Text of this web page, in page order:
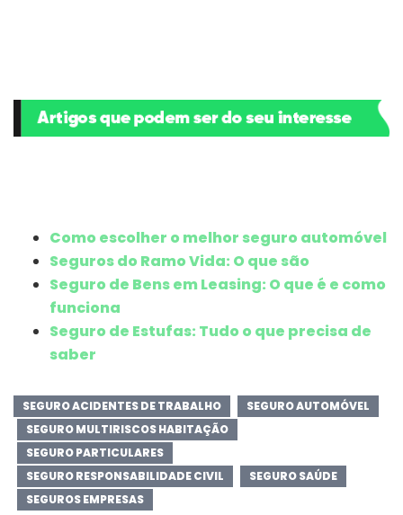
Como escolher o melhor seguro automóvel
Seguros do Ramo Vida: O que são
Seguro de Bens em Leasing: O que é e como
funciona
Seguro de Estufas: Tudo o que precisa de
saber
SEGURO ACIDENTES DE TRABALHO
SEGURO AUTOMÓVEL
SEGURO MULTIRISCOS HABITAÇÃO
SEGURO PARTICULARES
SEGURO RESPONSABILIDADE CIVIL
SEGURO SAÚDE
SEGUROS EMPRESAS